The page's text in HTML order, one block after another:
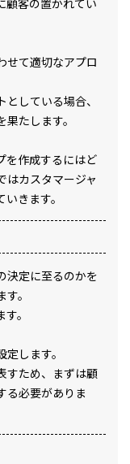
せて適切なアプロ
している場合、
たします。
を作成するにはど
はカスタマージャ
きます。
決定に至るのかを
。
。
します。
すため、まずは顧
る必要がありま